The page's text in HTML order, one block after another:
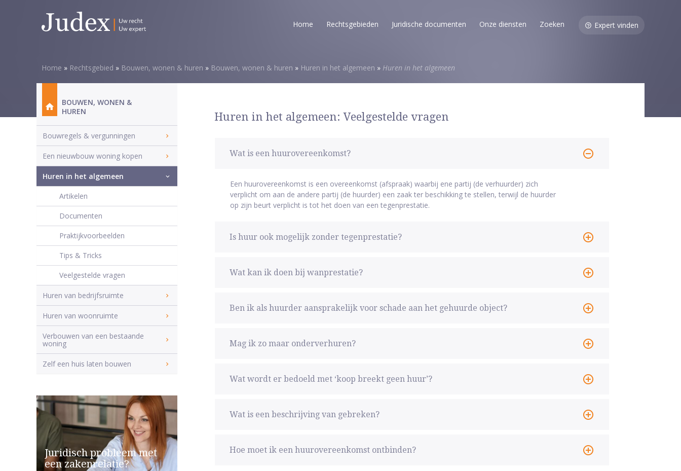
Home Rechtsgebieden Juridische documenten Onze diensten Zoeken Expert vinden
Home » Rechtsgebied » Bouwen, wonen & huren » Bouwen, wonen & huren » Huren in het algemeen » Huren in het algemeen
Huren in het algemeen: Veelgestelde vragen
Wat is een huurovereenkomst?
Een huurovereenkomst is een overeenkomst (afspraak) waarbij ene partij (de verhuurder) zich
verplicht om aan de andere partij (de huurder) een zaak ter beschikking te stellen, terwijl de huurder
op zijn beurt verplicht is tot het doen van een tegenprestatie.
Is huur ook mogelijk zonder tegenprestatie?
Wat kan ik doen bij wanprestatie?
Ben ik als huurder aansprakelijk voor schade aan het gehuurde object?
Mag ik zo maar onderverhuren?
Wat wordt er bedoeld met ‘koop breekt geen huur’?
Wat is een beschrijving van gebreken?
Hoe moet ik een huurovereenkomst ontbinden?
BOUWEN, WONEN &
HUREN
Bouwregels & vergunningen
Een nieuwbouw woning kopen
Huren in het algemeen
Artikelen
Documenten
Praktijkvoorbeelden
Tips & Tricks
Veelgestelde vragen
Huren van bedrijfsruimte
Huren van woonruimte
Verbouwen van een bestaande
woning
Zelf een huis laten bouwen
Juridisch probleem met
een zakenrelatie?